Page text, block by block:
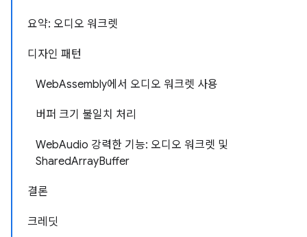
요약: 오디오 워크렛
디자인 패턴
WebAssembly에서 오디오 워크렛 사용
버퍼 크기 불일치 처리
WebAudio 강력한 기능: 오디오 워크렛 및
SharedArrayBuffer
결론
크레딧